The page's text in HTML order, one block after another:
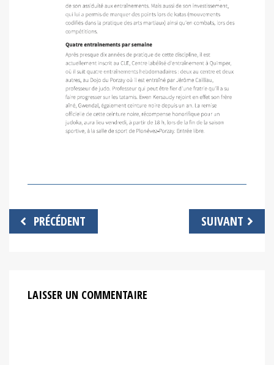
Navigation
de
PRÉCÉDENT SUIVANT
LAISSER UN COMMENTAIRE